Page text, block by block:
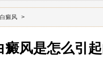
白癜风 >
癜风是怎么引